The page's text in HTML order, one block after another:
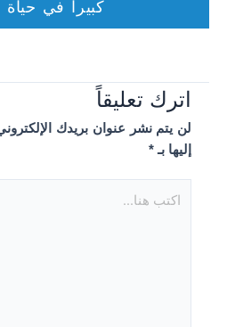
كبيرا في حياة
اترك تعليقاً
لن يتم نشر عنوان بريدك
إليها بـ*